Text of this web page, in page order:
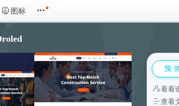
图标
预
看看
查看